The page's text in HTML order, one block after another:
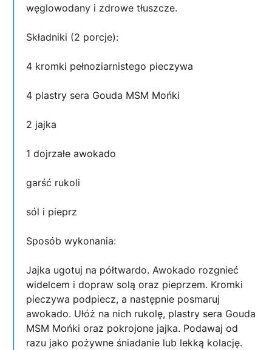
węglowodany i zdrowe tłuszcze.
Składniki (2 porcje):
4 kromki pełnoziarnistego pieczywa
4 plastry sera Gouda MSM Mońki
2 jajka
1 dojrzałe awokado
garść rukoli
sól i pieprz
Sposób wykonania:
Jajka ugotuj na półtwardo. Awokado rozgnieć
widelcem i dopraw solą oraz pieprzem. Kromki
pieczywa podpiecz, a następnie posmaruj
awokado. Ułóż na nich rukolę, plastry sera Gouda
MSM Mońki oraz pokrojone jajka. Podawaj od
razu jako pożywne śniadanie lub lekką kolację.